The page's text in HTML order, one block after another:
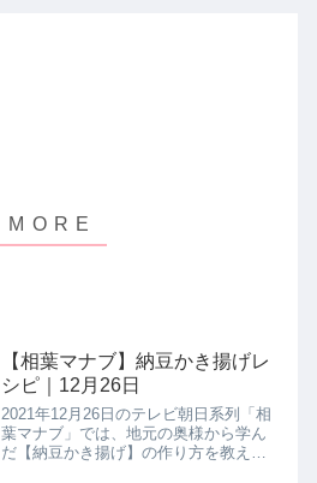
【相葉マナブ】納豆かき揚げレ
シピ｜12月26日
2021年12月26日のテレビ朝日系列「相
葉マナブ」では、地元の奥様から学ん
だ【納豆かき揚げ】の作り方を教えて